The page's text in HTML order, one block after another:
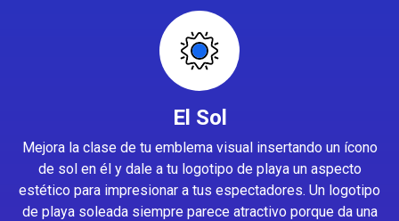
El Sol
Mejora la clase de tu emblema visual insertando un ícono
de sol en él y dale a tu logotipo de playa un aspecto
estético para impresionar a tus espectadores. Un logotipo
de playa soleada siempre parece atractivo porque da una